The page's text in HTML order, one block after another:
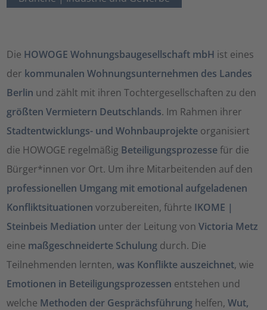
Die HOWOGE Wohnungsbaugesellschaft mbH ist eines
der kommunalen Wohnungsunternehmen des Landes
Berlin und zählt mit ihren Tochtergesellschaften zu den
größten Vermietern Deutschlands. Im Rahmen ihrer
Stadtentwicklungs- und Wohnbauprojekte organisiert
die HOWOGE regelmäßig Beteiligungsprozessefür die
Bürger*innen vor Ort. Um ihre Mitarbeitenden auf den
professionellen Umgang mit emotional aufgeladenen
Konfliktsituationen vorzubereiten, führte IKOME |
Steinbeis Mediation unter der Leitung vonVictoria Metz
eine maßgeschneiderte Schulung durch. Die
Teilnehmenden lernten,was Konflikte auszeichnet, wie
Emotionen in Beteiligungsprozessen entstehen und
welche Methoden der Gesprächsführung helfen,Wut,